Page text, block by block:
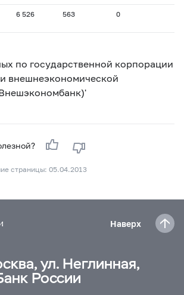
6 526 563 0
по государственной корпорации
внешнеэкономической
страницы: 05.04.2013
Наверх
ул. Неглинная,
России